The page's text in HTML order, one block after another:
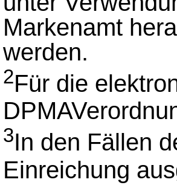
Markenamt
werden.
2Für die
3In den Fällen
Einreichung